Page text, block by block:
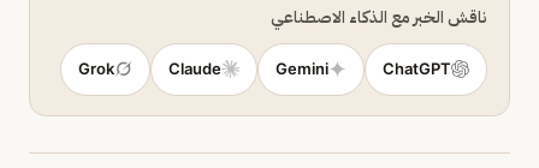
ناقش الخبر مع الذكاء الاصطناعي
ChatGPT
Gemini
Claude
Grok